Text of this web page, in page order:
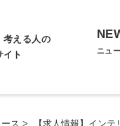
考える人の
イト
ニュ
ス > 【求人情報】イン